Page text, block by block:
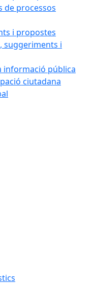
de processos
i propostes
suggeriments i
informació pública
ciutadana